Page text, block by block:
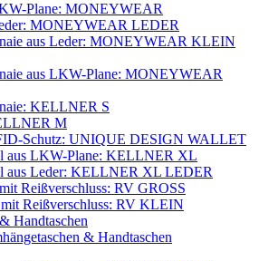
Plane: MONEYWEAR
MONEYWEAR LEDER
aus Leder: MONEYWEAR KLEIN
aus LKW-Plane: MONEYWEAR
KELLNER S
M
Schutz: UNIQUE DESIGN WALLET
aus LKW-Plane: KELLNER XL
aus Leder: KELLNER XL LEDER
Reißverschluss: RV GROSS
Reißverschluss: RV KLEIN
Handtaschen
& Handtaschen